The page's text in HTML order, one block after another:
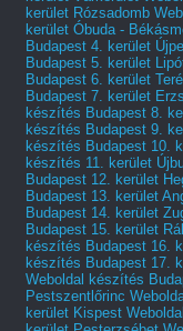
kerület Rózsadomb
kerület Óbuda -
Budapest 4. kerület
Budapest 5. kerület
Budapest 6. kerület
Budapest 7. kerület
készítés Budapest 8.
készítés Budapest 9.
készítés Budapest 10.
készítés 11. kerület
Budapest 12. kerület
Budapest 13. kerület
Budapest 14. kerület
Budapest 15. kerület
készítés Budapest 16.
készítés Budapest 17.
Weboldal készítés
Pestszentlőrinc
kerület Kispest